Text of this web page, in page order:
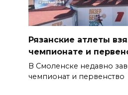
Рязанские атлеты
чемпионате и
В Смоленске недавно
чемпионат и первенство